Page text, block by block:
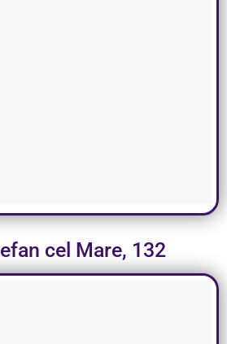
cel Mare, 132